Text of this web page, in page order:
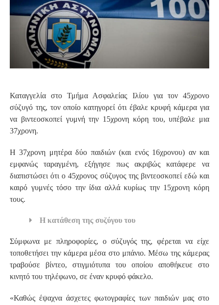
Καταγγελία στο Τμήμα Ασφαλείας Ιλίου για τον 45χρονο
σύζυγό της, τον οποίο κατηγορεί ότι έβαλε κρυφή κάμερα για
να βιντεοσκοπεί γυμνή την 15χρονη κόρη του, υπέβαλε μια
37χρονη.
Η 37χρονη μητέρα δύο παιδιών (και ενός 16χρονου) αν και
εμφανώς ταραγμένη, εξήγησε πως ακριβώς κατάφερε να
διαπιστώσει ότι ο 45χρονος σύζυγος της βιντεοσκοπεί εδώ και
καιρό γυμνές τόσο την ίδια αλλά κυρίως την 15χρονη κόρη
τους.
Η κατάθεση της συζύγου του
Σύμφωνα με πληροφορίες, ο σύζυγός της, φέρεται να είχε
τοποθετήσει την κάμερα μέσα στο μπάνιο. Μέσω της κάμερας
τραβούσε βίντεο, στιγμιότυπα του οποίου αποθήκευε στο
κινητό του τηλέφωνο, σε έναν κρυφό φάκελο.
«Καθώς έψαχνα άσχετες φωτογραφίες των παιδιών μας στο